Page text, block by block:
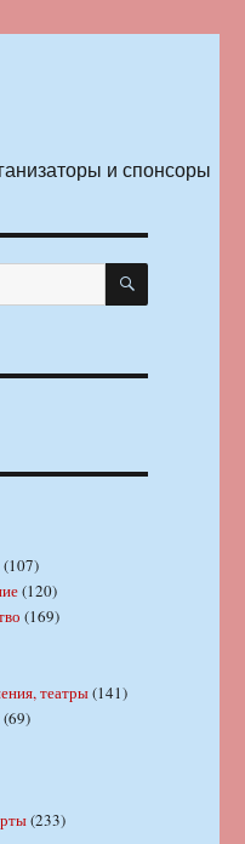
и спонсоры
ПОИСК
(107)
(120)
(169)
театры(141)
(69)
(233)